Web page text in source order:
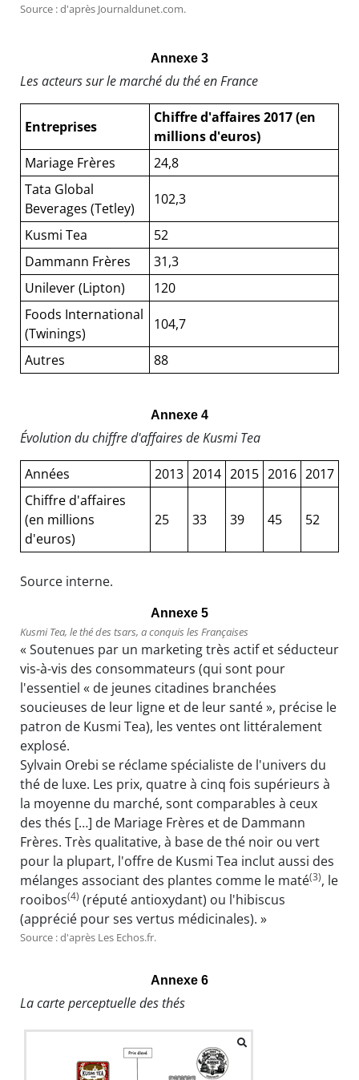
Source : d'après Journaldunet.com.
Annexe 3
Les acteurs sur le marché du thé en France
Entreprises
Chiffre d'affaires 2017 (en
millions d'euros)
Mariage Frères
24,8
Tata Global
Beverages (Tetley)
102,3
Kusmi Tea
52
Dammann Frères
31,3
Unilever (Lipton)
120
Foods International
(Twinings)
104,7
Autres 88
Annexe 4
Évolution du chiffre d'affaires de Kusmi Tea
Années 2013 2014 2015 2016 2017
Chiffre d'affaires
(en millions
d'euros)
25 33 39 45 52
Source interne.
Annexe 5
Kusmi Tea, le thé des tsars, a conquis les Françaises
« Soutenues par un marketing très actif et séducteur
vis-à-vis des consommateurs (qui sont pour
l'essentiel « de jeunes citadines branchées
soucieuses de leur ligne et de leur santé », précise le
patron de Kusmi Tea), les ventes ont littéralement
explosé.
Sylvain Orebi se réclame spécialiste de l'univers du
thé de luxe. Les prix, quatre à cinq fois supérieurs à
la moyenne du marché, sont comparables à ceux
des thés […] de Mariage Frères et de Dammann
Frères. Très qualitative, à base de thé noir ou vert
pour la plupart, l'offre de Kusmi Tea inclut aussi des
mélanges associant des plantes comme le maté(3), le
rooibos(4) (réputé antioxydant) ou l'hibiscus
(apprécié pour ses vertus médicinales). »
Source : d'après Les Echos.fr.
Annexe 6
La carte perceptuelle des thés